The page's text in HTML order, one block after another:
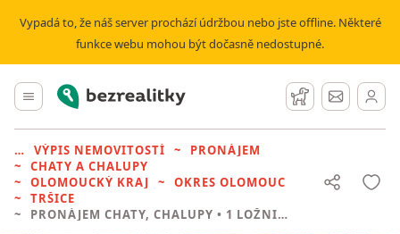
Vypadá to, že náš server prochází údržbou nebo jste offline. Některé
funkce webu mohou být dočasně nedostupné.
Hlavní menu
Bezrealitky Hlídací pes
Zprávy
VÝPIS NEMOVITOSTÍ
PRONÁJEM
CHATY A CHALUPY
OLOMOUCKÝ KRAJ
OKRES OLOMOUC
TRŠICE
PRONÁJEM CHATY, CHALUPY • 1 LOŽNICE BEZ REALITKY